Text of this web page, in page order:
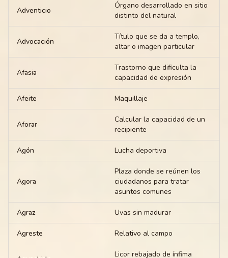
Adventicio
Órgano desarrollado en sitio
distinto del natural
Advocación
Título que se da a templo,
altar o imagen particular
Afasia
Trastorno que dificulta la
capacidad de expresión
Afeite Maquillaje
Aforar
Calcular la capacidad de un
recipiente
Agón Lucha deportiva
Agora
Plaza donde se reúnen los
ciudadanos para tratar
asuntos comunes
Agraz Uvas sin madurar
Agreste Relativo al campo
Licor rebajado de ínfima